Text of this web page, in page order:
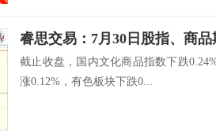
睿思交易：7月30日股指、商
截止收盘，国内文化商品指数下跌
涨0.12%，有色板块下跌0...